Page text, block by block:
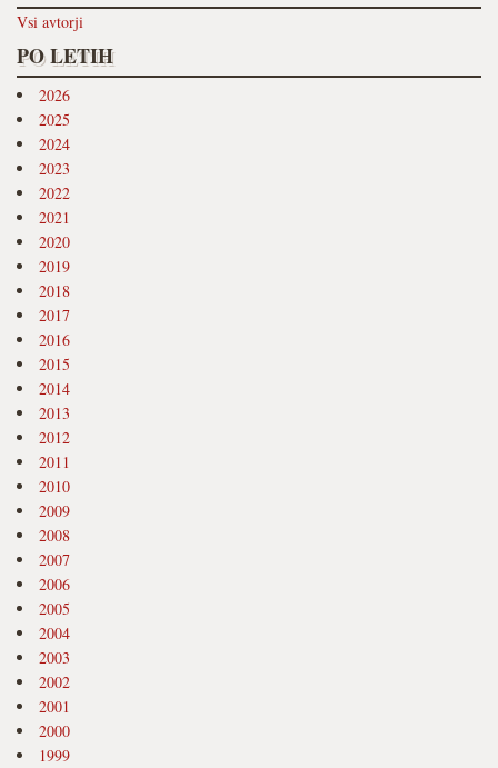
Vsi avtorji
PO LETIH
2026
2025
2024
2023
2022
2021
2020
2019
2018
2017
2016
2015
2014
2013
2012
2011
2010
2009
2008
2007
2006
2005
2004
2003
2002
2001
2000
1999